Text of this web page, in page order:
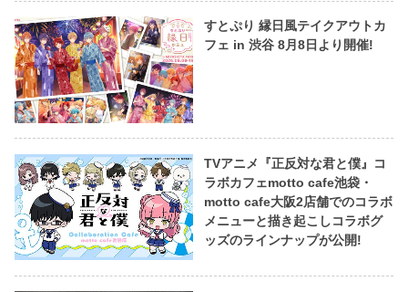
すとぷり 縁日風テイクアウトカ
フェ in 渋谷 8月8日より開催!
TVアニメ『正反対な君と僕』コ
ラボカフェmotto cafe池袋・
motto cafe大阪2店舗でのコラボ
メニューと描き起こしコラボグ
ッズのラインナップが公開!